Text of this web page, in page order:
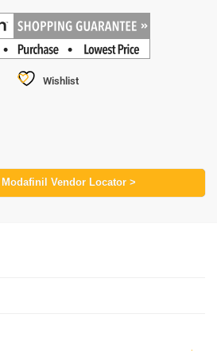
Wishlist
Modafinil Vendor Locator >
.